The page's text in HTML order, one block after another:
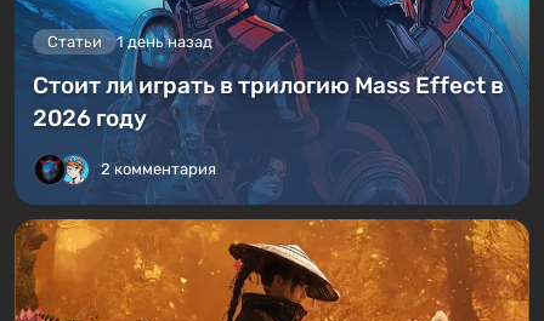
Статьи 1 день назад
Стоит ли играть в трилогию Mass Effect в
2026 году
2 комментария